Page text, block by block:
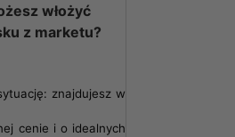
włożyć
z marketu?
znajdujesz w
cenie i o idealnych